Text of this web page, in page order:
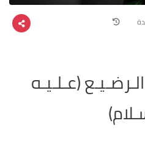
(عـلـيـه